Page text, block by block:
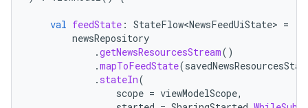
val feedState : StateFlow<NewsFeedUiState> =
newsRepository
.getNewsResourcesStream()
.mapToFeedState(
. stateIn(
scope = viewModelScope,